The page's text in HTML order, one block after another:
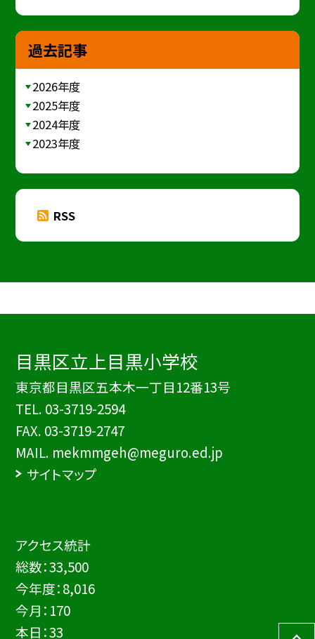
過去記事
2026年度
2025年度
2024年度
2023年度
RSS
目黒区立上目黒小学校
東京都目黒区五本木一丁目12番13号
TEL. 03-3719-2594
FAX. 03-3719-2747
MAIL. mekmmgeh@meguro.ed.jp
サイトマップ
アクセス統計
総数：33,500
今年度：8,016
今月： 170
本日：33